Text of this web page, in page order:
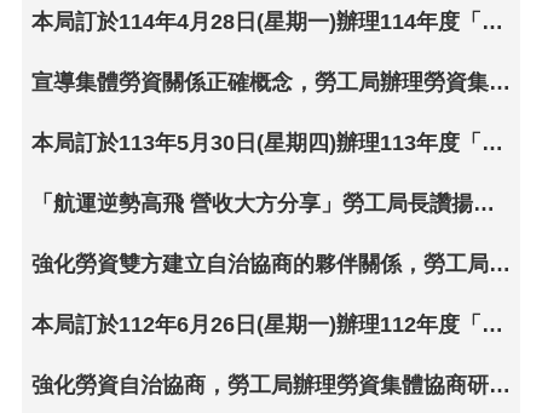
本局訂於114年4月28日(星期一)辦理114年度「勞資集體協商研習會」(線上報名)
宣導集體勞資關係正確概念，勞工局辦理勞資集體協商研習會
本局訂於113年5月30日(星期四)辦理113年度「勞資集體協商研習會」(線上報名)
「航運逆勢高飛 營收大方分享」勞工局長讚揚亞洲航空企業工會與公司完成團體協約簽署
強化勞資雙方建立自治協商的夥伴關係，勞工局辦理勞資集體協商研習會
本局訂於112年6月26日(星期一)辦理112年度「勞資集體協商研習會」(線上報名)
強化勞資自治協商，勞工局辦理勞資集體協商研習會